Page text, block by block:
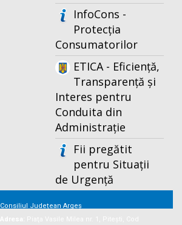
InfoCons -
Protecția
Consumatorilor
ETICA - Eficiență,
Transparență și
Interes pentru
Conduita din
Administrație
Fii pregătit
pentru Situații
de Urgență
Consiliul Județean Argeș